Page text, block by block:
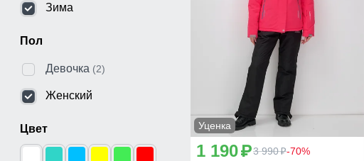
Зима
Пол
Девочка (2)
Женский
Цвет Уценка
1 190 p3 990p-70%